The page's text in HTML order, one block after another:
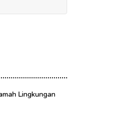
Lingkungan